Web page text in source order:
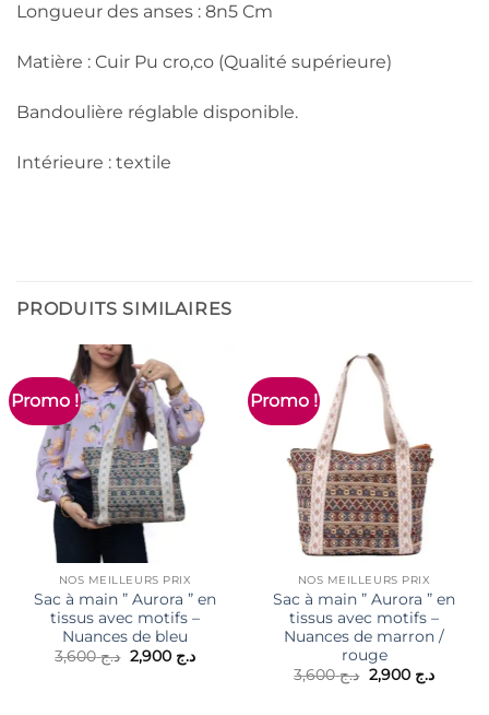
Longueur des anses : 8n5 Cm
Matière : Cuir Pu cro,co (Qualité supérieure)
Bandoulière réglable disponible.
Intérieure : textile
PRODUITS SIMILAIRES
Promo !
NOS MEILLEURS PRIX
Sac à main ” Aurora ” en
tissus avec motifs –
Nuances de bleu
د.ج3,600
Le
prix
د.ج 2,900
Le
Promo !
NOS MEILLEURS PRIX
Sac à main ” Aurora ” en
tissus avec motifs –
Nuances de marron /
rouge
د.ج3,600
Le
prix
د.ج 2,900
Le